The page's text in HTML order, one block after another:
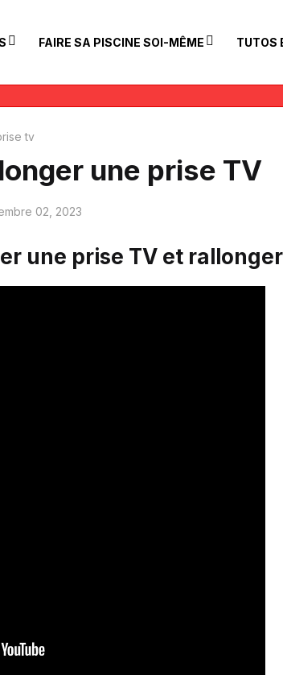
FAIRE SA PISCINE SOI-MÊME TUTOS
tv
une prise TV
02, 2023
une prise TV et